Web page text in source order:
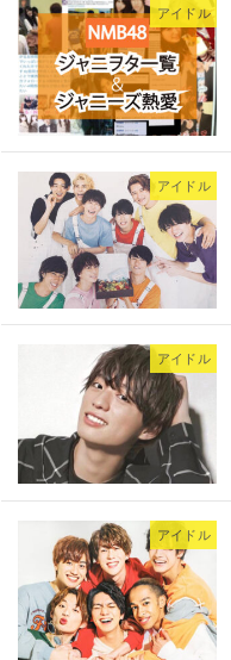
アイドル
アイドル
アイドル
アイドル